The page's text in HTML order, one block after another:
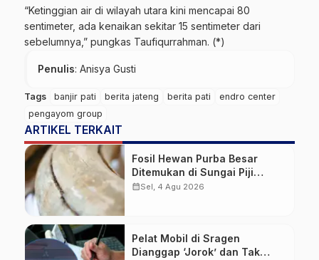
“Ketinggian air di wilayah utara kini mencapai 80
sentimeter, ada kenaikan sekitar 15 sentimeter dari
sebelumnya,” pungkas Taufiqurrahman. (*)
Penulis: Anisya Gusti
Tags banjir pati berita jateng berita pati
endro center
pengayom group
ARTIKEL TERKAIT
Fosil Hewan Purba Besar
Ditemukan di Sungai Piji
Kudus
calendar_monthSel, 4 Agu 2026
Pelat Mobil di Sragen
Dianggap ‘Jorok’ dan Tak